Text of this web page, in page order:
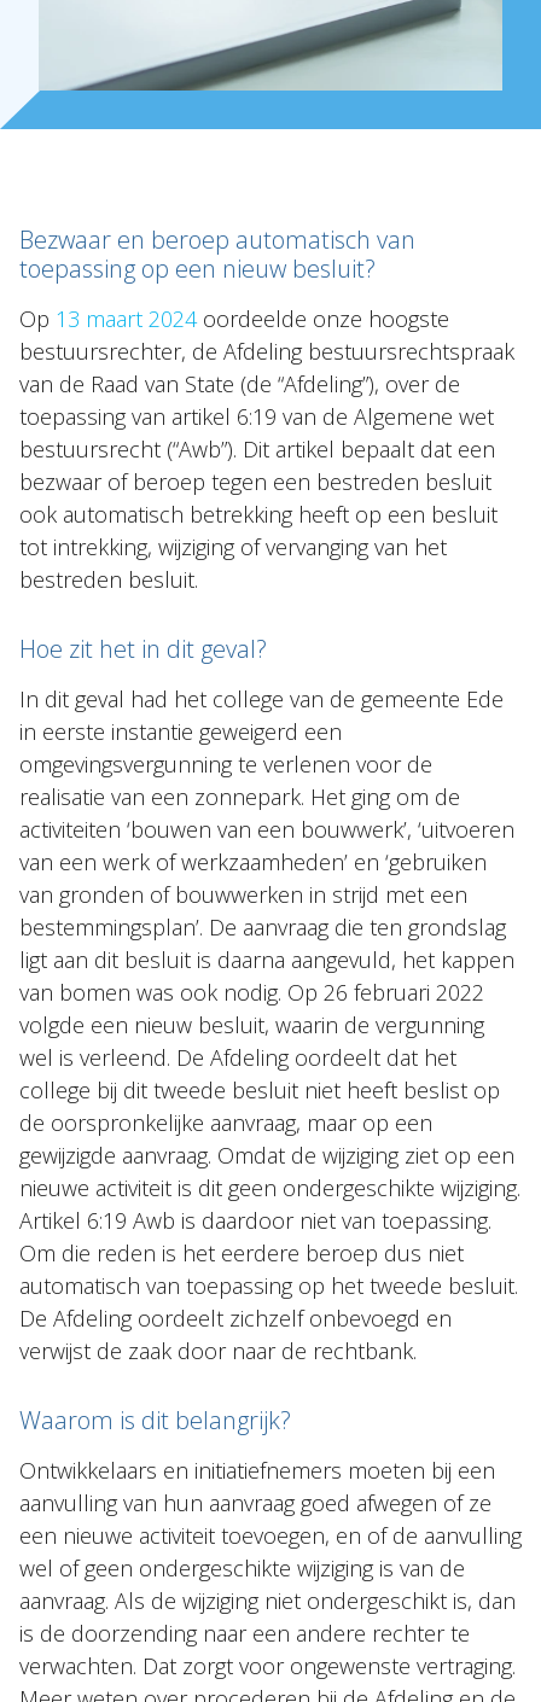
Bezwaar en beroep automatisch van
toepassing op een nieuw besluit?
Op 13 maart 2024oordeelde onze hoogste
bestuursrechter, de Afdeling bestuursrechtspraak
van de Raad van State (de “Afdeling”), over de
toepassing van artikel 6:19 van de Algemene wet
bestuursrecht (“Awb”). Dit artikel bepaalt dat een
bezwaar of beroep tegen een bestreden besluit
ook automatisch betrekking heeft op een besluit
tot intrekking, wijziging of vervanging van het
bestreden besluit.
Hoe zit het in dit geval?
In dit geval had het college van de gemeente Ede
in eerste instantie geweigerd een
omgevingsvergunning te verlenen voor de
realisatie van een zonnepark. Het ging om de
activiteiten ‘bouwen van een bouwwerk’, ‘uitvoeren
van een werk of werkzaamheden’ en ‘gebruiken
van gronden of bouwwerken in strijd met een
bestemmingsplan’. De aanvraag die ten grondslag
ligt aan dit besluit is daarna aangevuld, het kappen
van bomen was ook nodig. Op 26 februari 2022
volgde een nieuw besluit, waarin de vergunning
wel is verleend. De Afdeling oordeelt dat het
college bij dit tweede besluit niet heeft beslist op
de oorspronkelijke aanvraag, maar op een
gewijzigde aanvraag. Omdat de wijziging ziet op een
nieuwe activiteit is dit geen ondergeschikte wijziging.
Artikel 6:19 Awb is daardoor niet van toepassing.
Om die reden is het eerdere beroep dus niet
automatisch van toepassing op het tweede besluit.
De Afdeling oordeelt zichzelf onbevoegd en
verwijst de zaak door naar de rechtbank.
Waarom is dit belangrijk?
Ontwikkelaars en initiatiefnemers moeten bij een
aanvulling van hun aanvraag goed afwegen of ze
een nieuwe activiteit toevoegen, en of de aanvulling
wel of geen ondergeschikte wijziging is van de
aanvraag. Als de wijziging niet ondergeschikt is, dan
is de doorzending naar een andere rechter te
verwachten. Dat zorgt voor ongewenste vertraging.